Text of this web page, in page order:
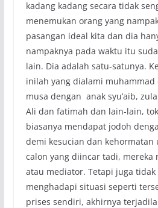
kadang kadang secara tidak
menemukan orang yang
pasangan ideal kita dan dia
nampaknya pada waktu itu
lain. Dia adalah satu-satunya.
inilah yang dialami muhammad
musa dengan anak syu’aib,
Ali dan fatimah dan lain-lain,
biasanya mendapat jodoh
demi kesucian dan kehormatan
calon yang diincar tadi, mereka
atau mediator. Tetapi juga
menghadapi situasi seperti
prises sendiri, akhirnya